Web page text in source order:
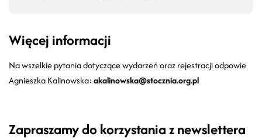
Więcej informacji
Na wszelkie pytania dotyczące wydarzeń oraz rejestracji odpowie
Agnieszka Kalinowska:akalinowska@stocznia.org.pl
Zapraszamy do korzystania z newslettera